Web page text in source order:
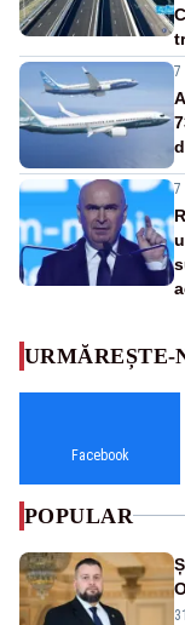
7
7
URMĂREȘTE-
Facebook
POPULAR